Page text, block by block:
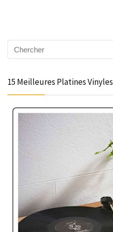
15 Meilleures Platines Vinyles